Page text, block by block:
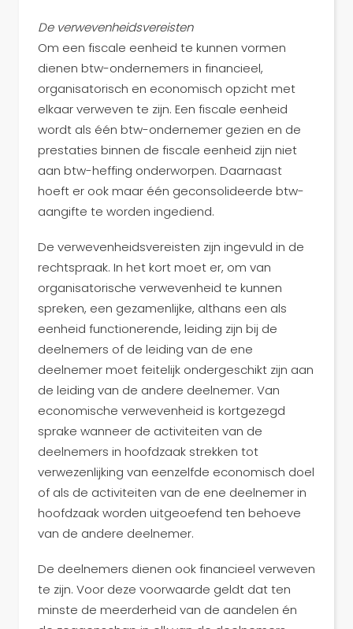
De verwevenheidsvereisten
Om een fiscale eenheid te kunnen vormen
dienen btw-ondernemers in financieel,
organisatorisch en economisch opzicht met
elkaar verweven te zijn. Een fiscale eenheid
wordt als één btw-ondernemer gezien en de
prestaties binnen de fiscale eenheid zijn niet
aan btw-heffing onderworpen. Daarnaast
hoeft er ook maar één geconsolideerde btw-
aangifte te worden ingediend.
De verwevenheidsvereisten zijn ingevuld in de
rechtspraak. In het kort moet er, om van
organisatorische verwevenheid te kunnen
spreken, een gezamenlijke, althans een als
eenheid functionerende, leiding zijn bij de
deelnemers of de leiding van de ene
deelnemer moet feitelijk ondergeschikt zijn aan
de leiding van de andere deelnemer. Van
economische verwevenheid is kortgezegd
sprake wanneer de activiteiten van de
deelnemers in hoofdzaak strekken tot
verwezenlijking van eenzelfde economisch doel
of als de activiteiten van de ene deelnemer in
hoofdzaak worden uitgeoefend ten behoeve
van de andere deelnemer.
De deelnemers dienen ook financieel verweven
te zijn. Voor deze voorwaarde geldt dat ten
minste de meerderheid van de aandelen én